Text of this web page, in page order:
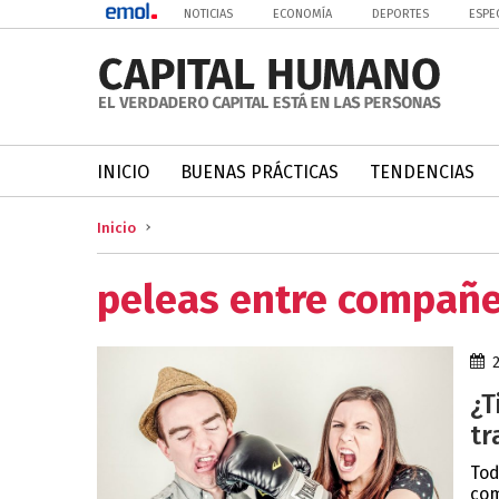
NOTICIAS ECONOMÍA DEPORTES
INICIO BUENAS PRÁCTICAS TENDENCIAS
Inicio
peleas entre